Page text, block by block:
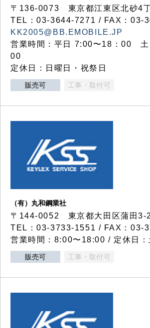
〒136-0073 東京都江東区北砂4
TEL：03‐3644‐7271 / FAX：03-
KK2005@BB.EMOBILE.JP
営業時間：平日 7:00〜18：00 土
00
定休日：日曜日・祝祭日
販売可 工事・取付可
（有）丸和鋼業社
〒144-0052 東京都大田区蒲田3-
TEL：03-3733-1551 / FAX：03-
営業時間：8:00〜18:00 / 定休日：
販売可 工事・取付可